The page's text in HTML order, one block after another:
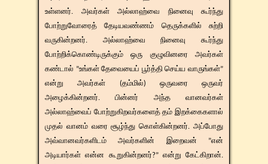
உள்ளனர். அவர்கள் அல்லாஹ்வை நினைவு கூர்ந்து
போற்றுவோரைத் தேடியவண்ணம் தெருக்களில் சுற்றி
வருகின்றனர். அல்லாஹ்வை நினைவு கூர்ந்து
போற்றிக்கொண்டிருக்கும் ஒரு குழுவினரை அவர்கள்
கண்டால் ”உங்கள் தேவையைப் பூர்த்தி செய்ய வாருங்கள்”
என்று அவர்கள் (தம்மில்) ஒருவரை ஒருவர்
அழைக்கின்றனர். பின்னர் அந்த வானவர்கள்
அல்லாஹ்வைப் போற்றுகிறவர்களைத் தம் இறக்கைகளால்
முதல் வானம் வரை சூழ்ந்து கொள்கின்றனர். அப்போது
அவ்வானவர்களிடம் அவர்களின் இறைவன் ”என்
அடியார்கள் என்ன கூறுகின்றனர்?” என்று கேட்கிறான்.